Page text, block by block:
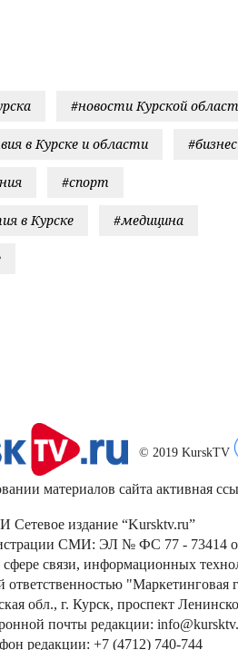
#новости Курской
в Курске и области #бизнес
#спорт
в Курске #медицина
© 2019 KurskTV
материалов сайта активная
Сетевое издание “Kursktv.ru”
СМИ: ЭЛ № ФС 77 - 73414
связи, информационных
ответственностью
обл., г. Курск, проспект
почты редакции:
редакции: +7 (4712) 740-744